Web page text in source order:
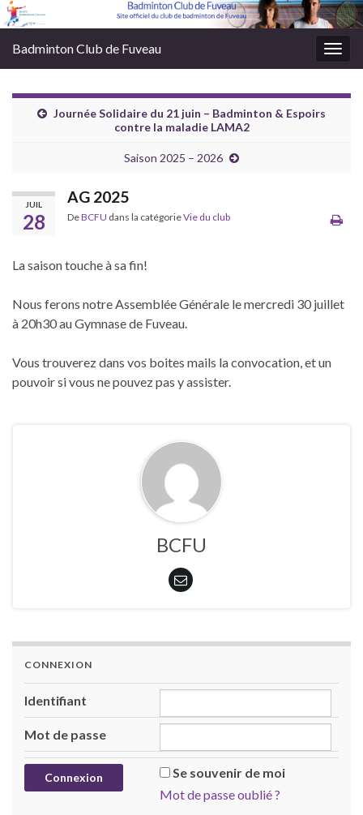
Badminton Club de Fuveau
Journée Solidaire du 21 juin – Badminton & Espoirs
contre la maladie LAMA2
Saison 2025 – 2026
JUIL
28
AG 2025
DeBCFU dans la catégorieVie du club
La saison touche à sa fin!
Nous ferons notre Assemblée Générale le mercredi 30 juillet
à 20h30 au Gymnase de Fuveau.
Vous trouverez dans vos boites mails la convocation, et un
pouvoir si vous ne pouvez pas y assister.
BCFU
CONNEXION
Identifiant
Mot de passe
Se souvenir de moi
Mot de passe oublié ?